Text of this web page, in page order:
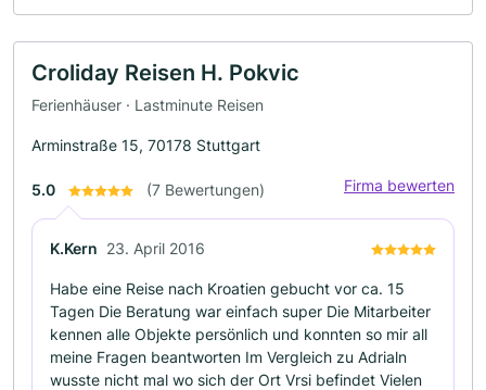
Croliday Reisen H. Pokvic
Ferienhäuser · Lastminute Reisen
Arminstraße 15, 70178 Stuttgart
5.0 (7 Bewertungen) Firma bewerten
K.Kern 23. April 2016
Habe eine Reise nach Kroatien gebucht vor ca. 15
Tagen Die Beratung war einfach super Die Mitarbeiter
kennen alle Objekte persönlich und konnten so mir all
meine Fragen beantworten Im Vergleich zu Adrialn
wusste nicht mal wo sich der Ort Vrsi befindet Vielen